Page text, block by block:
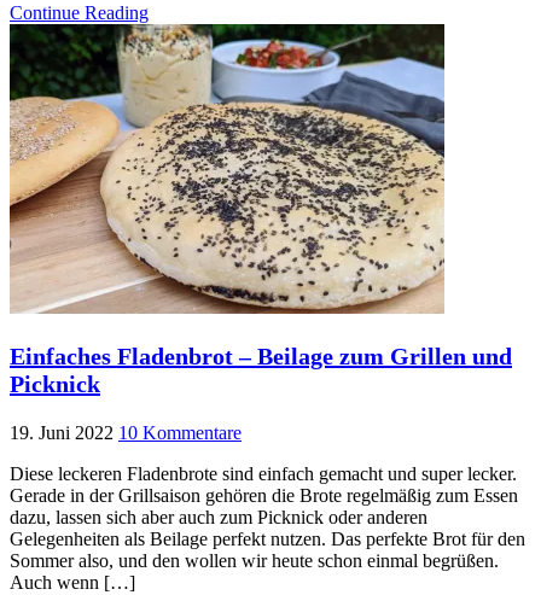
Continue Reading
Einfaches Fladenbrot – Beilage zum Grillen und
Picknick
19. Juni 2022 10 Kommentare
Diese leckeren Fladenbrote sind einfach gemacht und super lecker.
Gerade in der Grillsaison gehören die Brote regelmäßig zum Essen
dazu, lassen sich aber auch zum Picknick oder anderen
Gelegenheiten als Beilage perfekt nutzen. Das perfekte Brot für den
Sommer also, und den wollen wir heute schon einmal begrüßen.
Auch wenn […]